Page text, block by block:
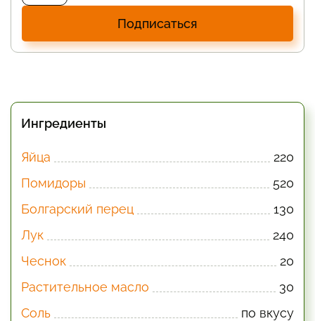
Подписаться
Ингредиенты
Яйца
220
Помидоры
520
Болгарский перец
130
Лук
240
Чеснок
20
Растительное масло
30
Соль
по вкусу